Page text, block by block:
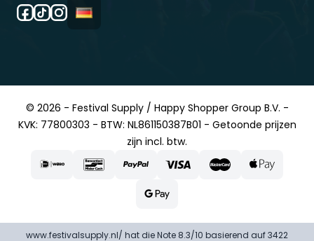
© 2026 - Festival Supply / Happy Shopper Group B.V. -
KVK: 77800303 - BTW: NL861150387B01 - Getoonde prijzen
zijn incl. btw.
www.festivalsupply.nl/ hat die Note 8.3/10 basierend auf 3422